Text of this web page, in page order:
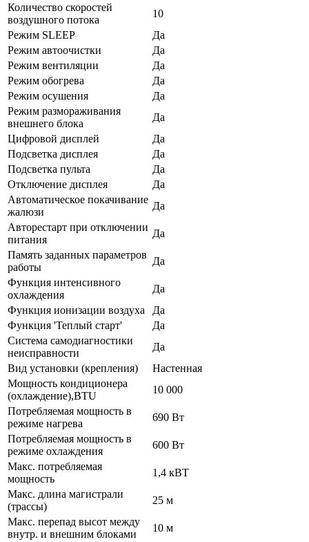
Количество скоростей
воздушного потока
10
Режим SLEEP
Да
Режим автоочистки
Да
Режим вентиляции
Да
Режим обогрева
Да
Режим осушения
Да
Режим размораживания
внешнего блока
Да
Цифровой дисплей
Да
Подсветка дисплея
Да
Подсветка пульта
Да
Отключение дисплея
Да
Автоматическое покачивание
жалюзи
Да
Авторестарт при отключении
питания
Да
Память заданных параметров
работы
Да
Функция интенсивного
охлаждения
Да
Функция ионизации воздуха
Да
Функция 'Теплый старт'
Да
Система самодиагностики
неисправности
Да
Вид установки (крепления)
Настенная
Мощность кондиционера
(охлаждение),BTU
10 000
Потребляемая мощность в
режиме нагрева
690 Вт
Потребляемая мощность в
режиме охлаждения
600 Вт
Макс. потребляемая
мощность
1,4 кВТ
Макс. длина магистрали
(трассы)
25 м
Макс. перепад высот между
внутр. и внешним блоками
10 м